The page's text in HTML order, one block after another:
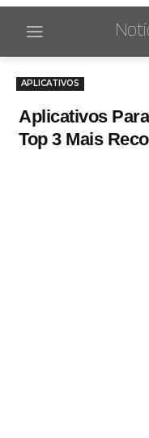
APLICATIVOS
Aplicativos
Top 3 Mais